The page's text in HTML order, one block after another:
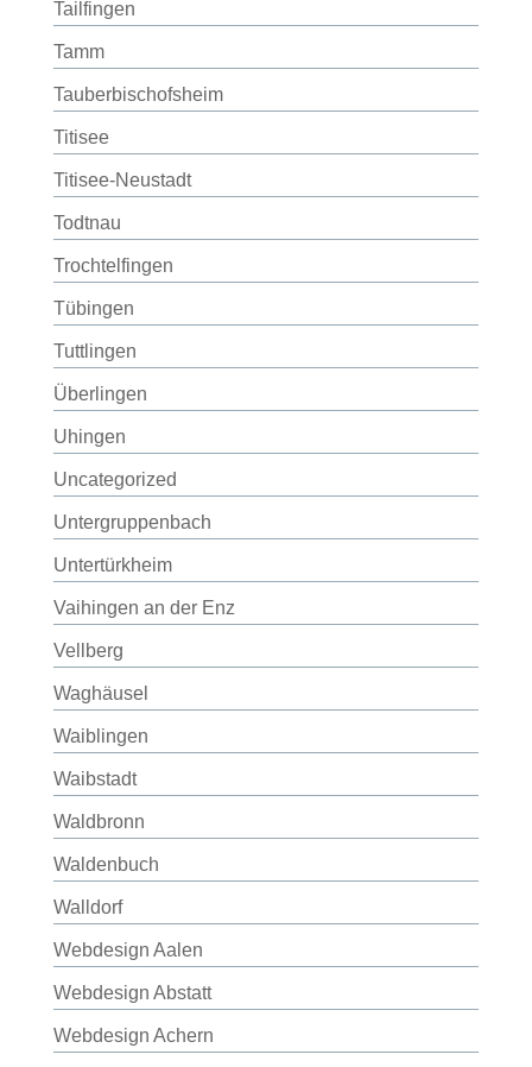
Tailfingen
Tamm
Tauberbischofsheim
Titisee
Titisee-Neustadt
Todtnau
Trochtelfingen
Tübingen
Tuttlingen
Überlingen
Uhingen
Uncategorized
Untergruppenbach
Untertürkheim
Vaihingen an der Enz
Vellberg
Waghäusel
Waiblingen
Waibstadt
Waldbronn
Waldenbuch
Walldorf
Webdesign Aalen
Webdesign Abstatt
Webdesign Achern